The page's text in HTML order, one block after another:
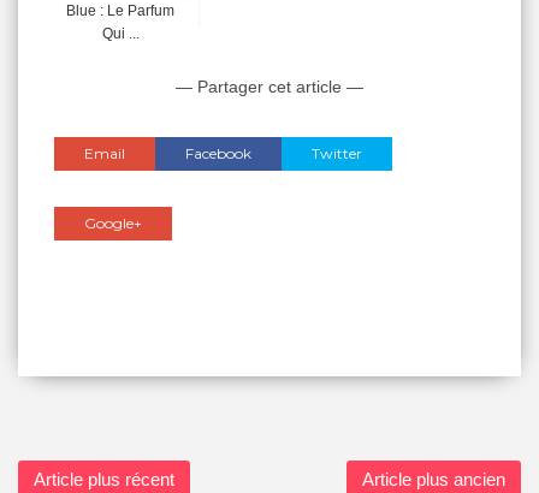
Blue : Le Parfum
Qui ...
— Partager cet article —
Email Facebook Twitter
Google+
Article plus récent Article plus ancien